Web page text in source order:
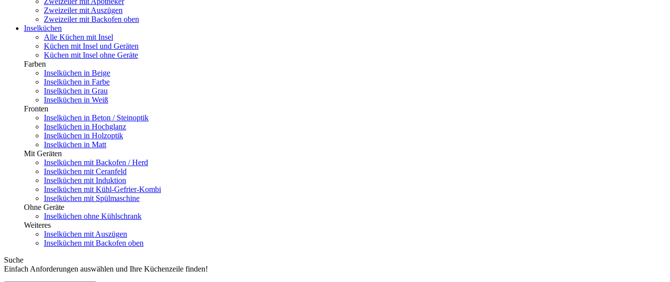
Zweizeiler mit Auszügen
Zweizeiler mit Backofen oben
Inselküchen
Alle Küchen mit Insel
Küchen mit Insel und Geräten
Küchen mit Insel ohne Geräte
Farben
Inselküchen in Beige
Inselküchen in Farbe
Inselküchen in Grau
Inselküchen in Weiß
Fronten
Inselküchen in Beton / Steinoptik
Inselküchen in Hochglanz
Inselküchen in Holzoptik
Inselküchen in Matt
Mit Geräten
Inselküchen mit Backofen / Herd
Inselküchen mit Ceranfeld
Inselküchen mit Induktion
Inselküchen mit Kühl-Gefrier-Kombi
Inselküchen mit Spülmaschine
Ohne Geräte
Inselküchen ohne Kühlschrank
Weiteres
Inselküchen mit Auszügen
Inselküchen mit Backofen oben
Suche
Einfach Anforderungen auswählen und Ihre Küchenzeile finden!